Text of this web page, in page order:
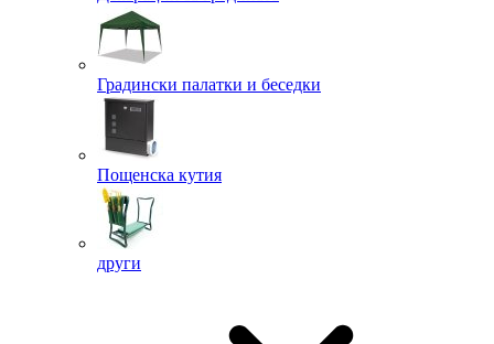
Градински палатки и беседки
Пощенска кутия
други